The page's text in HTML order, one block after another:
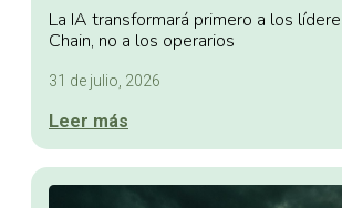
La IA transformará primero a los
Chain, no a los operarios
31 de julio, 2026
Leer más